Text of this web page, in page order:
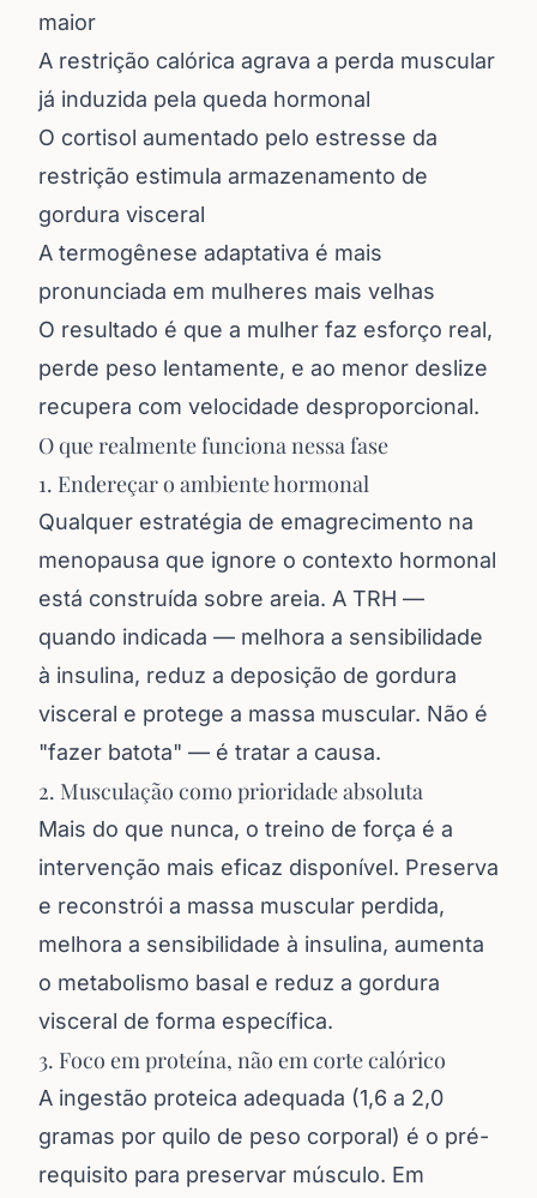
maior
A restrição calórica agrava a perda muscular
já induzida pela queda hormonal
O cortisol aumentado pelo estresse da
restrição estimula armazenamento de
gordura visceral
A termogênese adaptativa é mais
pronunciada em mulheres mais velhas
O resultado é que a mulher faz esforço real,
perde peso lentamente, e ao menor deslize
recupera com velocidade desproporcional.
O que realmente funciona nessa fase
1. Endereçar o ambiente hormonal
Qualquer estratégia de emagrecimento na
menopausa que ignore o contexto hormonal
está construída sobre areia. A TRH —
quando indicada — melhora a sensibilidade
à insulina, reduz a deposição de gordura
visceral e protege a massa muscular. Não é
"fazer batota" — é tratar a causa.
2. Musculação como prioridade absoluta
Mais do que nunca, o treino de força é a
intervenção mais eficaz disponível. Preserva
e reconstrói a massa muscular perdida,
melhora a sensibilidade à insulina, aumenta
o metabolismo basal e reduz a gordura
visceral de forma específica.
3. Foco em proteína, não em corte calórico
A ingestão proteica adequada (1,6 a 2,0
gramas por quilo de peso corporal) é o pré-
requisito para preservar músculo. Em